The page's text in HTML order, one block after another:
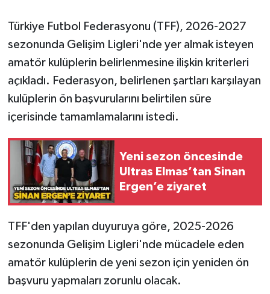
Türkiye Futbol Federasyonu (TFF), 2026-2027
sezonunda Gelişim Ligleri'nde yer almak isteyen
amatör kulüplerin belirlenmesine ilişkin kriterleri
açıkladı. Federasyon, belirlenen şartları karşılayan
kulüplerin ön başvurularını belirtilen süre
içerisinde tamamlamalarını istedi.
Yeni sezon öncesinde
Ultras Elmas’tan Sinan
Ergen’e ziyaret
TFF'den yapılan duyuruya göre, 2025-2026
sezonunda Gelişim Ligleri'nde mücadele eden
amatör kulüplerin de yeni sezon için yeniden ön
başvuru yapmaları zorunlu olacak.
Genel
Gökçebey
GÜNDEM
Kilimli
Kültür - Sanat
MAGAZİN
Politika
Resmi İlan